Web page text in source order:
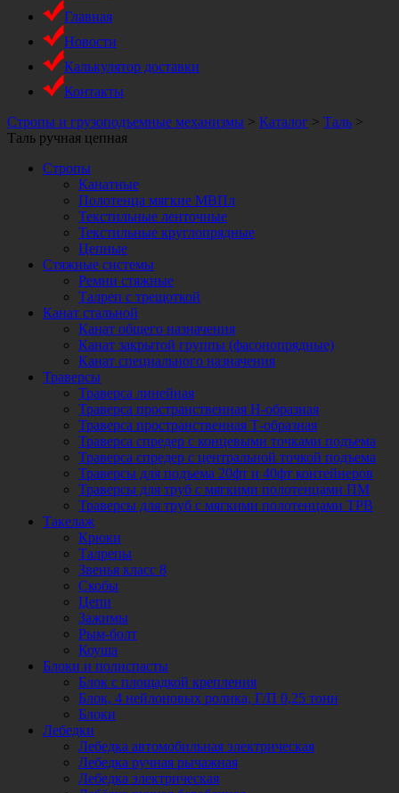
Главная
Новости
Калькулятор доставки
Контакты
Стропы и грузоподъемные механизмы > Каталог > Таль >
Таль ручная цепная
Стропы
Канатные
Полотенца мягкие МВПл
Текстильные ленточные
Текстильные круглопрядные
Цепные
Стяжные системы
Ремни стяжные
Талреп с трещоткой
Канат стальной
Канат общего назначения
Канат закрытой группы (фасонопрядные)
Канат специального назначения
Траверсы
Траверса линейная
Траверса пространственная Н-образная
Траверса пространственная Т-образная
Траверса спредер с концевыми точками подъема
Траверса спредер с центральной точкой подъема
Траверсы для подъема 20фт и 40фт контейнеров
Траверсы для труб с мягкими полотенцами ПМ
Траверсы для труб с мягкими полотенцами ТРВ
Такелаж
Крюки
Талрепы
Звенья класс 8
Скобы
Цепи
Зажимы
Рым-болт
Коуша
Блоки и полиспасты
Блок с площадкой крепления
Блок, 4 нейлоновых ролика, Г/П 0,25 тонн
Блоки
Лебедки
Лебедка автомобильная электрическая
Лебедка ручная рычажная
Лебедка электрическая